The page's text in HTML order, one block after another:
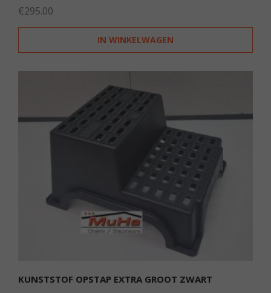
€295.00
IN WINKELWAGEN
KUNSTSTOF OPSTAP EXTRA GROOT ZWART